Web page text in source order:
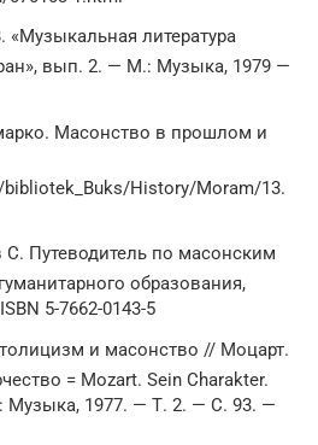
литература
вып. 2. — М.: Музыка, 1979 —
Масонство в прошлом и
bibliotek_Buks/History/Moram/13.
Путеводитель по масонским
образования,
5-7662-0143-5
и масонство // Моцарт.
= Mozart. Sein Charakter.
Музыка, 1977. — Т. 2. — С. 93. —